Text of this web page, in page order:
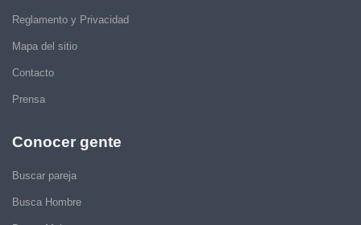
Reglamento y Privacidad
Mapa del sitio
Contacto
Prensa
Conocer gente
Buscar pareja
Busca Hombre